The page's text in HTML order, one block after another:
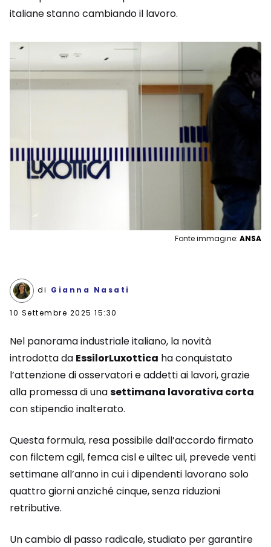
italiane stanno cambiando il lavoro.
Fonte immagine: ANSA
di Gianna Nasati
10 Settembre 2025 15:30
Nel panorama industriale italiano, la novità
introdotta da EssilorLuxottica ha conquistato
l’attenzione di osservatori e addetti ai lavori, grazie
alla promessa di unasettimana lavorativa corta
con stipendio inalterato.
Questa formula, resa possibile dall’accordo firmato
con filctem cgil, femca cisl e uiltec uil, prevede venti
settimane all’anno in cui i dipendenti lavorano solo
quattro giorni anziché cinque, senza riduzioni
retributive.
Un cambio di passo radicale, studiato per garantire